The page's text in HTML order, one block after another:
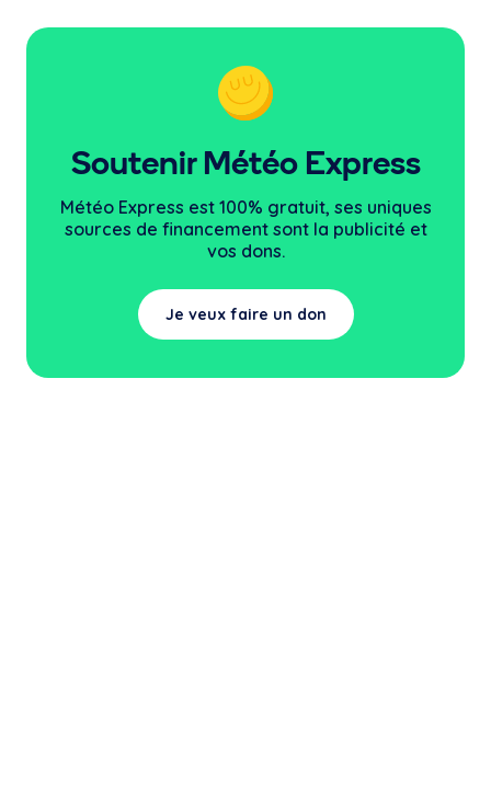
Soutenir Météo Express
Météo Express est 100% gratuit, ses uniques
sources de financement sont la publicité et
vos dons.
Je veux faire un don